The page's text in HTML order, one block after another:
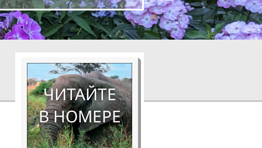
ЧИТАЙТЕ
В НОМЕРЕ